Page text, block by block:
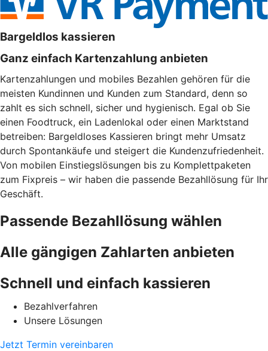
Bargeldlos kassieren
Ganz einfach Kartenzahlung anbieten
Kartenzahlungen und mobiles Bezahlen gehören für die
meisten Kundinnen und Kunden zum Standard, denn so
zahlt es sich schnell, sicher und hygienisch. Egal ob Sie
einen Foodtruck, ein Ladenlokal oder einen Marktstand
betreiben: Bargeldloses Kassieren bringt mehr Umsatz
durch Spontankäufe und steigert die Kundenzufriedenheit.
Von mobilen Einstiegslösungen bis zu Komplettpaketen
zum Fixpreis – wir haben die passende Bezahllösung für Ihr
Geschäft.
Passende Bezahllösung wählen
Alle gängigen Zahlarten anbieten
Schnell und einfach kassieren
Bezahlverfahren
Unsere Lösungen
Jetzt Termin vereinbaren